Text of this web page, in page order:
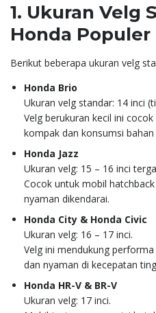
1. Ukuran Velg
Honda Populer
Berikut beberapa ukuran velg
Honda Brio
Ukuran velg standar: 14 inci
Velg berukuran kecil ini
kompak dan konsumsi
Honda Jazz
Ukuran velg: 15 – 16 inci
Cocok untuk mobil
nyaman dikendarai.
Honda City & Honda Civic
Ukuran velg: 16 – 17 inci.
Velg ini mendukung
dan nyaman di kecepatan
Honda HR-V & BR-V
Ukuran velg: 17 inci.